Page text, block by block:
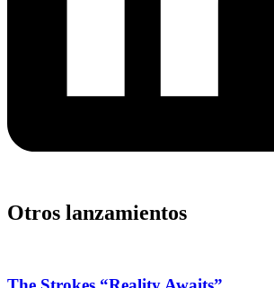
Otros lanzamientos